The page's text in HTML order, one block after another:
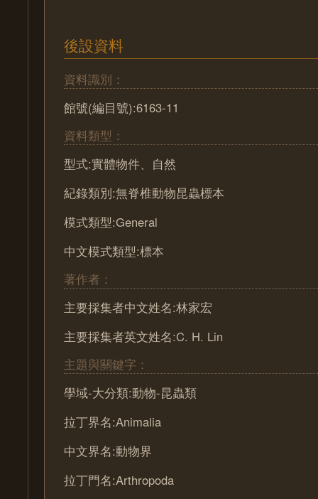
後設資料
資料識別：
館號(編目號):6163-11
資料類型：
型式:實體物件、自然
紀錄類別:無脊椎動物昆蟲標本
模式類型:General
中文模式類型:標本
著作者：
主要採集者中文姓名:林家宏
主要採集者英文姓名:C. H. Lin
主題與關鍵字：
學域-大分類:動物-昆蟲類
拉丁界名:Animalia
中文界名:動物界
拉丁門名:Arthropoda